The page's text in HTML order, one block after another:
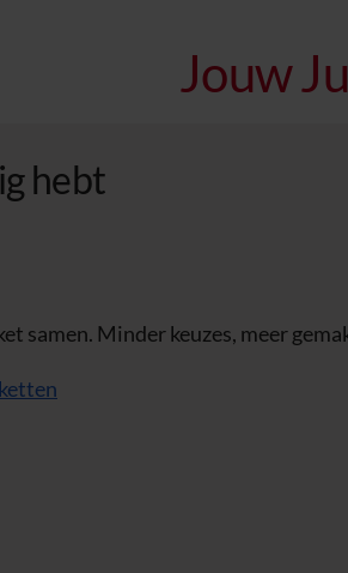
Jouw
hebt
samen. Minder keuzes, meer